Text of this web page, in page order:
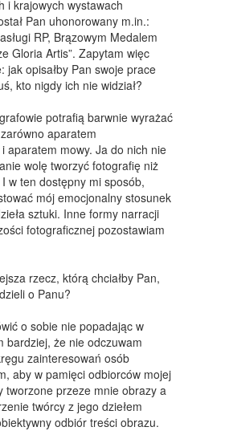
i krajowych wystawach
Pan uhonorowany m.in.:
RP, Brązowym Medalem
Gloria Artis”. Zapytam więc
jak opisałby Pan swoje prace
kto nigdy ich nie widział?
potrafią barwnie wyrażać
aparatem
aparatem mowy. Ja do nich nie
wolę tworzyć fotografię niż
w ten dostępny mi sposób,
mój emocjonalny stosunek
sztuki. Inne formy narracji
fotograficznej pozostawiam
rzecz, którą chciałby Pan,
o Panu?
o sobie nie popadając w
bardziej, że nie odczuwam
zainteresowań osób
aby w pamięci odbiorców mojej
tworzone przeze mnie obrazy a
twórcy z jego dziełem
odbiór treści obrazu.